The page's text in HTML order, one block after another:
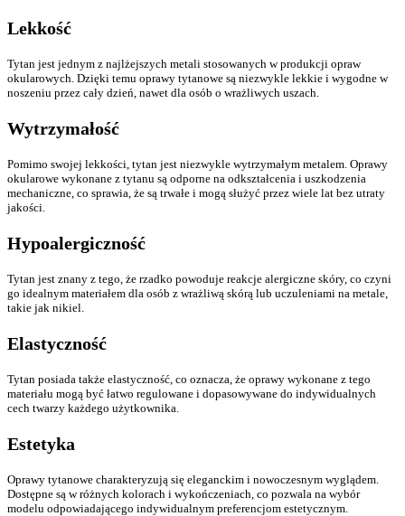
Lekkość
Tytan jest jednym z najlżejszych metali stosowanych w produkcji opraw
okularowych. Dzięki temu oprawy tytanowe są niezwykle lekkie i wygodne w
noszeniu przez cały dzień, nawet dla osób o wrażliwych uszach.
Wytrzymałość
Pomimo swojej lekkości, tytan jest niezwykle wytrzymałym metalem. Oprawy
okularowe wykonane z tytanu są odporne na odkształcenia i uszkodzenia
mechaniczne, co sprawia, że są trwałe i mogą służyć przez wiele lat bez utraty
jakości.
Hypoalergiczność
Tytan jest znany z tego, że rzadko powoduje reakcje alergiczne skóry, co czyni
go idealnym materiałem dla osób z wrażliwą skórą lub uczuleniami na metale,
takie jak nikiel.
Elastyczność
Tytan posiada także elastyczność, co oznacza, że oprawy wykonane z tego
materiału mogą być łatwo regulowane i dopasowywane do indywidualnych
cech twarzy każdego użytkownika.
Estetyka
Oprawy tytanowe charakteryzują się eleganckim i nowoczesnym wyglądem.
Dostępne są w różnych kolorach i wykończeniach, co pozwala na wybór
modelu odpowiadającego indywidualnym preferencjom estetycznym.